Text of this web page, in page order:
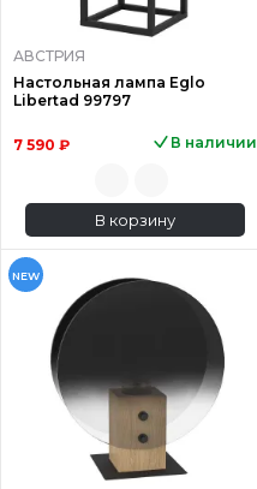
АВСТРИЯ
Настольная лампа Eglo
Libertad 99797
7 590 ₽ В наличии
В корзину
NEW